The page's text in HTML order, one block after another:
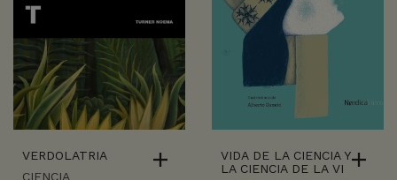
VERDOLATRIA
CIENCIA
VIDA DE LA CIENCIA Y
LA CIENCIA DE LA VI